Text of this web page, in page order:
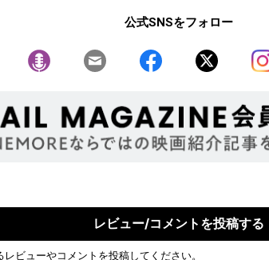
公式SNSをフォロー
レビュー/コメントを投稿する
ビューやコメントを投稿してください。